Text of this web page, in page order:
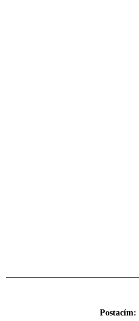
Postacím: